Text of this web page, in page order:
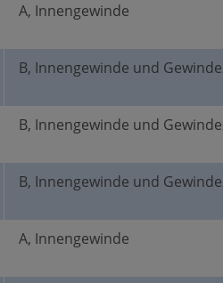
A, Innengewinde
B, Innengewinde und
B, Innengewinde und
B, Innengewinde und
A, Innengewinde